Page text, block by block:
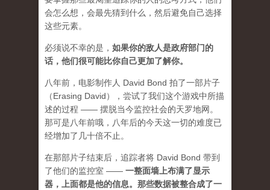
会怎么想，会最先猜到什么，然后避免自己选择
这些元素。
必须说不幸的是， 如果你的敌人是政府部门的
话，他们很可能比你自己更加了解你。
八年前，电影制作人 David Bond 拍了一部片子
（Erasing David），尝试了我们这个游戏中所描
述的过程 —— 摆脱当今监控社会的天罗地网。
那可是八年前哦，八年后的今天这一切的难度已
经增加了几十倍不止。
在那部片子结束后，追踪者将 David Bond 带到
了他们的监控室 —— 一整面墙上布满了显示
器，上面都是他的信息。那些数据被整合成了一